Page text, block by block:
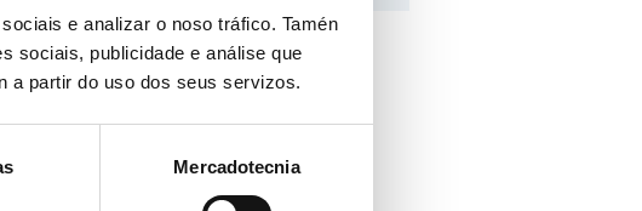
e analizar o noso tráfico. Tamén
sociais, publicidade e análise que
a partir do uso dos seus servizos.
Mercadotecnia